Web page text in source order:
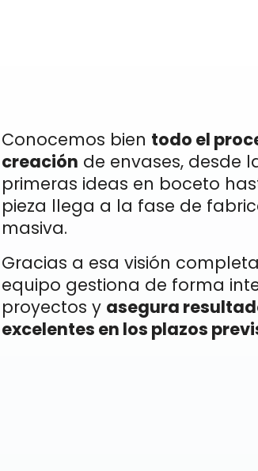
Conocemos bien todo el
creación de envases, desde
primeras ideas en boceto
pieza llega a la fase de
masiva.
Gracias a esa visión
equipo gestiona de forma
proyectos y asegura
excelentes en los plazos